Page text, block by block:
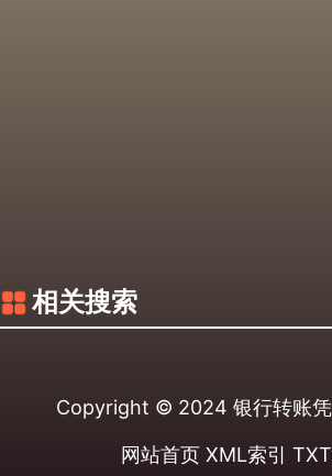
相关搜索
Copyright © 2024 银行转账
网站首页 XML索引